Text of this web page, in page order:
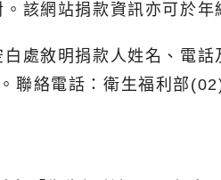
該網站捐款資訊亦可於年
處敘明捐款人姓名、電
絡電話：衛生福利部